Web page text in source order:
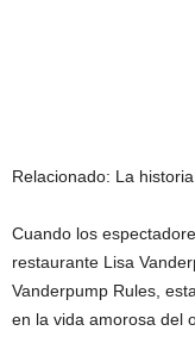
Relacionado: La
Cuando los
restaurante Lisa
Vanderpump Rules,
en la vida amorosa del